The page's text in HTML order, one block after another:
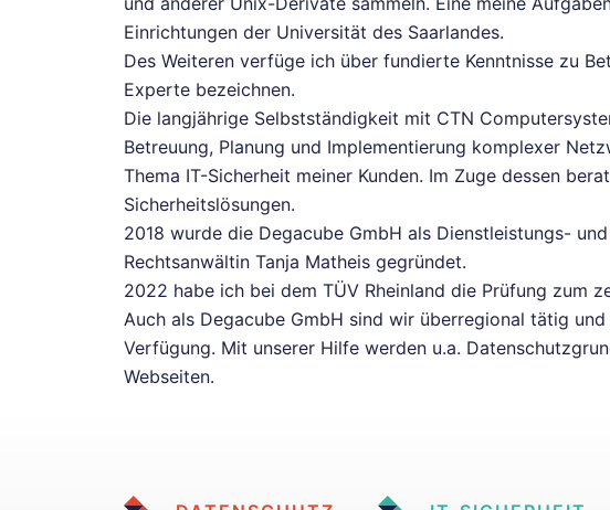
Einrichtungen der Universität des Saarlandes.
Des Weiteren verfüge ich über fundierte Kenntnisse zu
Experte bezeichnen.
Die langjährige Selbstständigkeit mit CTN
Betreuung, Planung und Implementierung komplexer
Thema IT-Sicherheit meiner Kunden. Im Zuge dessen
Sicherheitslösungen.
2018 wurde die Degacube GmbH als Dienstleistungs-
Rechtsanwältin Tanja Matheis gegründet.
2022 habe ich bei dem TÜV Rheinland die Prüfung zum
Auch als Degacube GmbH sind wir überregional tätig
Verfügung. Mit unserer Hilfe werden u.a.
Webseiten.